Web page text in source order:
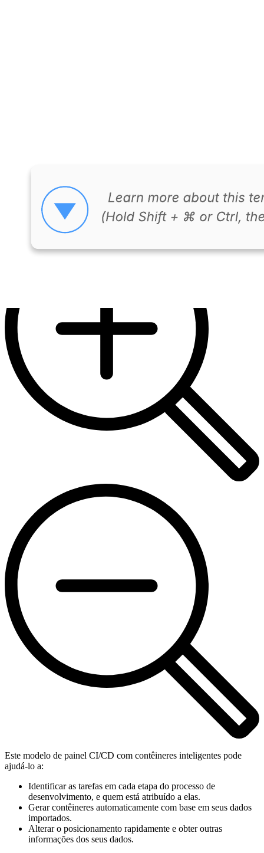
Este modelo de painel CI/CD com contêineres inteligentes pode
ajudá-lo a:
Identificar as tarefas em cada etapa do processo de
desenvolvimento, e quem está atribuído a elas.
Gerar contêineres automaticamente com base em seus dados
importados.
Alterar o posicionamento rapidamente e obter outras
informações dos seus dados.